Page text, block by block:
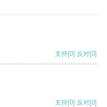
支持[0] 反对[0]
支持[0] 反对[0]